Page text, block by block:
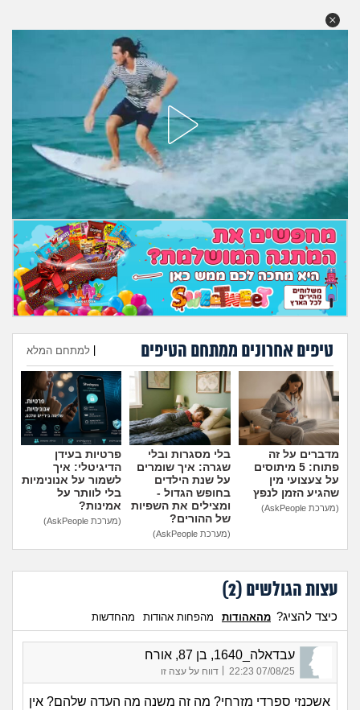
מה שעובר עליי
שומרים על הגוף
פיננסי וכלכלה
בין הסדינים
חיות מחמד
יוקר המחיה
גאווה
טיפים אחרונים ממתחם הטיפים למתחם המלא
הוספת טיפ
מדברים על זה
פתוח: 5 מיתוסים
על צעצועי מין
שהגיע הזמן לנפץ
(מערכת AskPeople)
בלי מסגרות ובלי
שגרה: איך שומרים
על שנת הילדים
בחופש הגדול -
ומצילים את השפיות
של ההורים?
(מערכת AskPeople)
פרטיות בעידן
הדיגיטלי: איך
לשמור על אנונימיות
בלי לוותר על
אמינות?
(מערכת AskPeople)
עצות הגולשים (2
)
כיצד להציג? מהאהודות מהפחות אהודות מהחדשות
עבדאלה_1640, בן 87, אורח
07/08/25 22:23 דווח על עצה זו
אשכנזי ספרדי מזרחי? מה זה משנה מה העדה שלהם? אין